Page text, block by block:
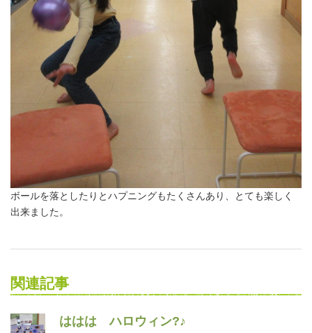
ボールを落としたりとハプニングもたくさんあり、とても楽しく
出来ました。
関連記事
ははは ハロウィン?♪